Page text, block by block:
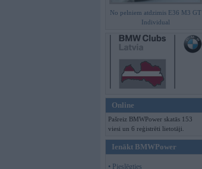
No pelniem atdzimis E36 M3 GT
Individual
Online
Pašreiz BMWPower skatās 153
viesi un 6 reģistrēti lietotāji.
Ienākt BMWPower
• Pieslēgties